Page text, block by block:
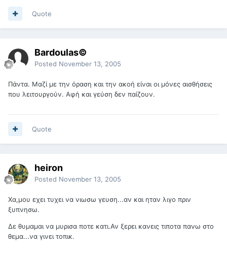
Quote
Bardoulas©
Posted November 13, 2005
Πάντα. Μαζί με την όραση και την ακοή είναι οι μόνες αισθήσεις
που λειτουργούν. Αφή και γεύση δεν παίζουν.
Quote
heiron
Posted November 13, 2005
Χα,μου εχει τυχει να νιωσω γευση...αν και ηταν λιγο πριν
ξυπνησω.
Δε θυμαμαι να μυρισα ποτε κατι.Αν ξερει κανεις τιποτα πανω στο
θεμα...να γινει τοπικ.